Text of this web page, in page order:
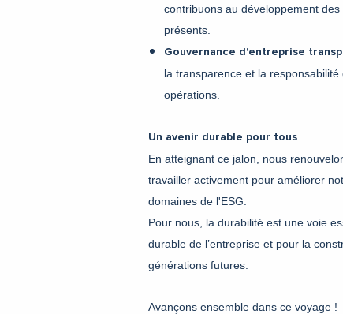
contribuons au développement
présents.
Gouvernance d'entreprise
la transparence et la
opérations.
Un avenir durable pour tous
En atteignant ce jalon, nous
travailler activement pour améliorer
domaines de l'ESG.
Pour nous, la durabilité est une voie
durable de l’entreprise et pour la
générations futures.
Avançons ensemble dans ce voyage !